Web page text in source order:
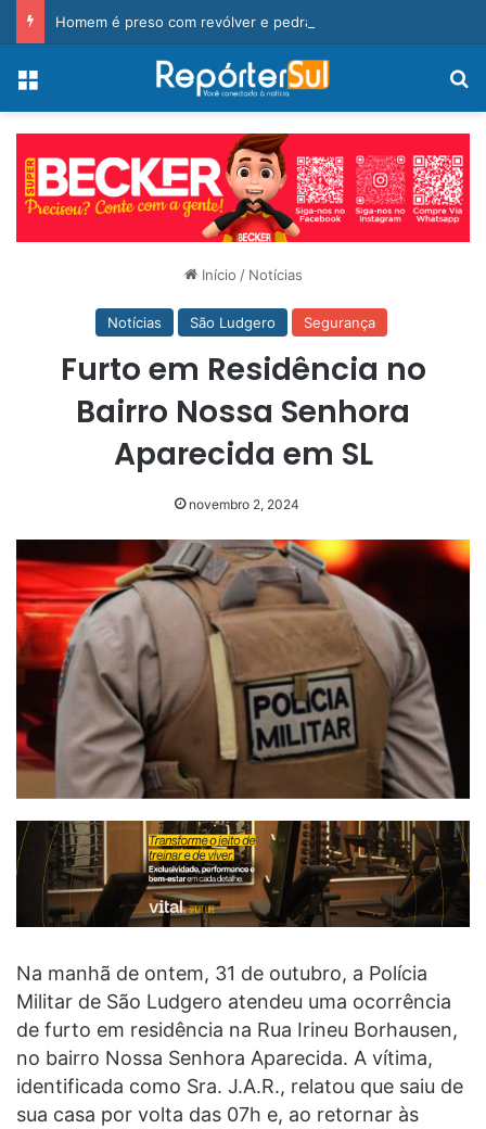
Menu
Início / Notícias
Notícias São Ludgero Segurança
Furto em Residência no
Bairro Nossa Senhora
Aparecida em SL
novembro 2, 2024
Na manhã de ontem, 31 de outubro, a Polícia
Militar de São Ludgero atendeu uma ocorrência
de furto em residência na Rua Irineu Borhausen,
no bairro Nossa Senhora Aparecida. A vítima,
identificada como Sra. J.A.R., relatou que saiu de
sua casa por volta das 07h e, ao retornar às